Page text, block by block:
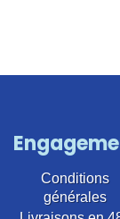
Conditions
générales